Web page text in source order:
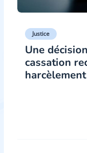
Justice
Une
cassation